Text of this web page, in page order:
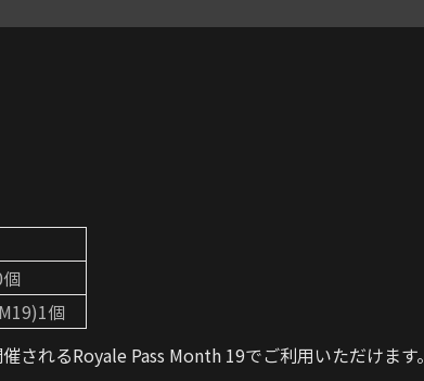
個
れるRoyale Pass Month 19でご利用いただけます。